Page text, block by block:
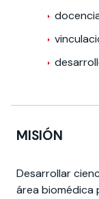
MISIÓN
Desarrollar
área biomédica